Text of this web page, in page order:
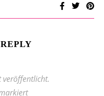
veröffentlicht.